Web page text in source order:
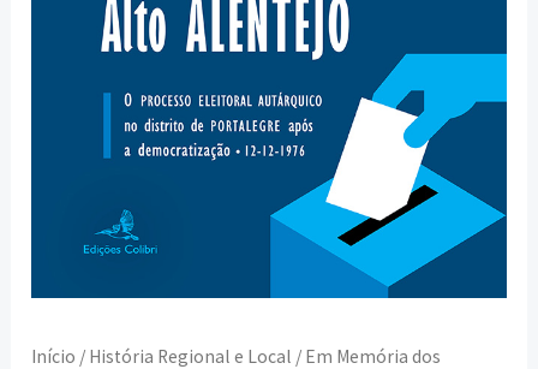
Início / História Regional e Local / Em Memória dos
processo
autárquico
distrito
após